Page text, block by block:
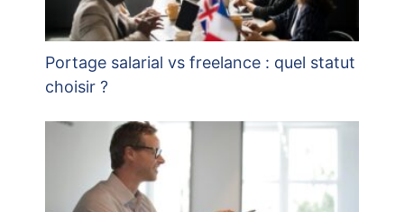
Portage salarial vs freelance : quel statut
choisir ?